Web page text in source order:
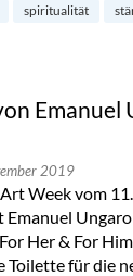
spiritualität
Emanuel
2019
Week vom
Her & For
Toilette für die